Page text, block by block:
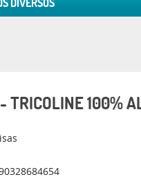
DIVERSOS
TRICOLINE 100%